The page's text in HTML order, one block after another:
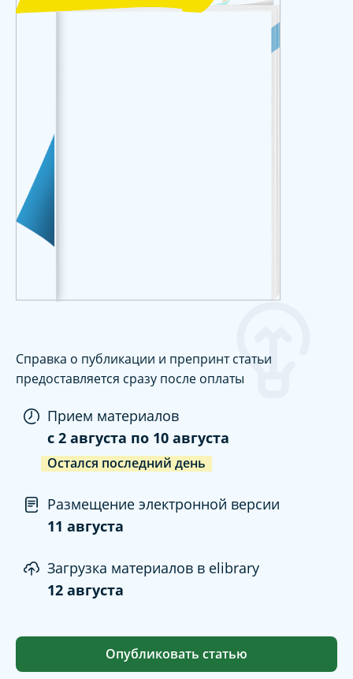
Справка о публикации и препринт статьи
предоставляется сразу после оплаты
Прием материалов
c 2 августа по 10 августа
Остался последний день
Размещение электронной версии
11 августа
Загрузка материалов в elibrary
12 августа
Опубликовать статью